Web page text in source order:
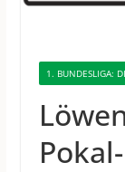
1. BUNDESLIGA: